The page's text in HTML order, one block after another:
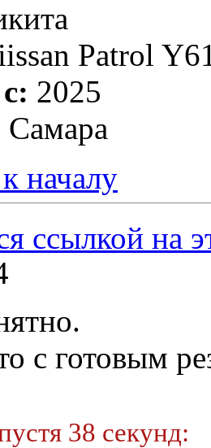
Patrol
2025
Самара
началу
с готовым
38 секунд: